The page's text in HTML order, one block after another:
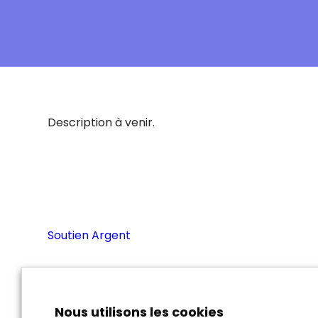
Description à venir.
Soutien Argent
Nous utilisons les cookies